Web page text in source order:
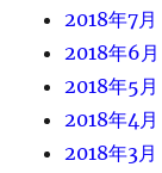
2018年7月
2018年6月
2018年5月
2018年4月
2018年3月